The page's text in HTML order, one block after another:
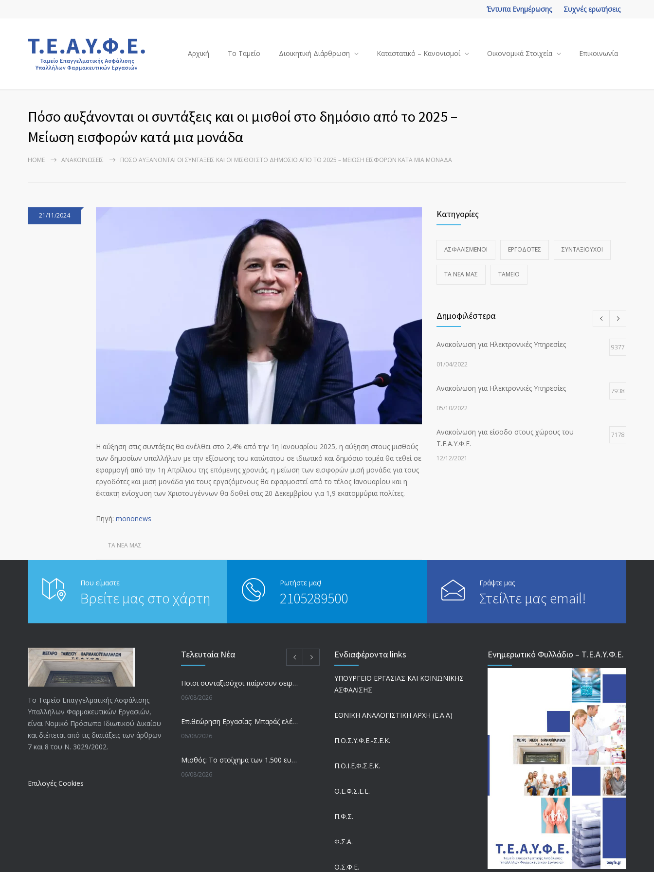
Συχνές ερωτήσεις
Έντυπα Ενημέρωσης
Αρχική Το Ταμείο Διοικητική Διάρθρωση Καταστατικό – Κανονισμοί Οικονομικά Στοιχεία Επικοινωνία
Πόσο αυξάνονται οι συντάξεις και οι μισθοί στο δημόσιο από το 2025 –
Μείωση εισφορών κατά μια μονάδα
HOME ΑΝΑΚΟΙΝΏΣΕΙΣ ΠΌΣΟ ΑΥΞΆΝΟΝΤΑΙ ΟΙ ΣΥΝΤΆΞΕΙΣ ΚΑΙ ΟΙ ΜΙΣΘΟΊ ΣΤΟ ΔΗΜΌΣΙΟ ΑΠΌ ΤΟ 2025 – ΜΕΊΩΣΗ ΕΙΣΦΟΡΏΝ ΚΑΤΆ ΜΙΑ ΜΟΝΆΔΑ
21/11/2024
Η αύξηση στις συντάξεις θα ανέλθει στο 2,4% από την 1η Ιανουαρίου 2025, η αύξηση στους μισθούς
των δημοσίων υπαλλήλων με την εξίσωσης του κατώτατου σε ιδιωτικό και δημόσιο τομέα θα τεθεί σε
εφαρμογή από την 1η Απρίλιου της επόμενης χρονιάς, η μείωση των εισφορών μισή μονάδα για τους
εργοδότες και μισή μονάδα για τους εργαζόμενους θα εφαρμοστεί από το τέλος Ιανουαρίου και η
έκτακτη ενίσχυση των Χριστουγέννων θα δοθεί στις 20 Δεκεμβρίου για 1,9 εκατομμύρια πολίτες.
Πηγή: mononews
ΤΑ ΝΈΑ ΜΑΣ
Κατηγορίες
ΑΣΦΑΛΙΣΜΕΝΟΙ ΕΡΓΟΔΟΤΕΣ ΣΥΝΤΑΞΙΟΥΧΟΙ
ΤΑ ΝΈΑ ΜΑΣ ΤΑΜΕΙΟ
Δημοφιλέστερα
Ανακοίνωση για Ηλεκτρονικές Υπηρεσίες 9377
01/04/2022
Ανακοίνωση για Ηλεκτρονικές Υπηρεσίες 7938
05/10/2022
Ανακοίνωση για είσοδο στους χώρους του
Τ.Ε.Α.Υ.Φ.Ε.
7178
12/12/2021
ετών ασφάλισης
28/05/2024
4731
ΕΝΗΜΕΡΩΣΗ ΠΡΟΣ ΣΥΝΤΑΞΙΟΥΧΟΥΣ 4131
18/12/2019
4026
Αναπηρικές συντάξεις: Έρχεται νέα απόφαση από το
υπουργείο Εργασίας -Τι είπε η Δ. Μιχαηλίδου για τις
3771
Που είμαστε
Βρείτε μας στο χάρτη
Ρωτήστε μας!
2105289500
Γράψτε μας
Στείλτε μας email!
Το Ταμείο Επαγγελματικής Ασφάλισης
Υπαλλήλων Φαρμακευτικών Εργασιών,
είναι Νομικό Πρόσωπο Ιδιωτικού Δικαίου
και διέπεται από τις διατάξεις των άρθρων
7 και 8 του Ν. 3029/2002.
Επιλογές Cookies
Τελευταία Νέα
Ποιοι συνταξιούχοι παίρνουν σειρά για επανυπολογισμό σύνταξης με αύξηση και αναδρομικά – Οι εκκρεμότητες ανά Ταμείο
06/08/2026
Επιθεώρηση Εργασίας: Μπαράζ ελέγχων με tablets και drones
06/08/2026
Μισθός: Το στοίχημα των 1.500 ευρώ – Πόσοι εργαζόμενοι παίρνουν αυτά τα χρήματα
06/08/2026
Ενδιαφέροντα links
ΥΠΟΥΡΓΕΙΟ ΕΡΓΑΣΙΑΣ ΚΑΙ ΚΟΙΝΩΝΙΚΗΣ
ΑΣΦΑΛΙΣΗΣ
ΕΘΝΙΚΗ ΑΝΑΛΟΓΙΣΤΙΚΗ ΑΡΧΗ (Ε.Α.Α)
Π.Ο.Σ.Υ.Φ.Ε.-Σ.Ε.Κ.
Π.O.I.Ε.Φ.Σ.Ε.Κ.
Ο.Ε.Φ.Σ.Ε.Ε.
Π.Φ.Σ.
Φ.Σ.Α.
Ο.Σ.Φ.Ε.
Ενημερωτικό Φυλλάδιο – Τ.Ε.Α.Υ.Φ.Ε.